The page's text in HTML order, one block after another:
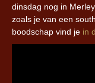
dinsdag nog in
zoals je van een
boodschap vind je in